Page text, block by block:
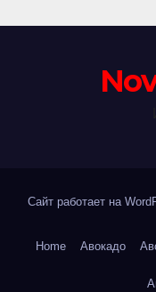
Сайт работает на
Home Авокадо